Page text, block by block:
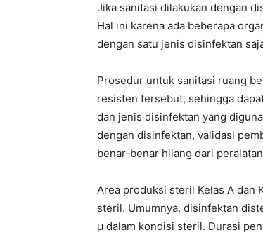
Jika sanitasi dilakukan dengan
Hal ini karena ada beberapa
dengan satu jenis disinfektan
Prosedur untuk sanitasi ruang
resisten tersebut, sehingga
dan jenis disinfektan yang
dengan disinfektan, validasi
benar-benar hilang dari
Area produksi steril Kelas A dan
steril. Umumnya, disinfektan
µ dalam kondisi steril. Durasi